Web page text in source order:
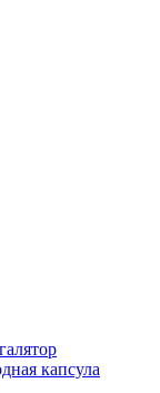
капсула